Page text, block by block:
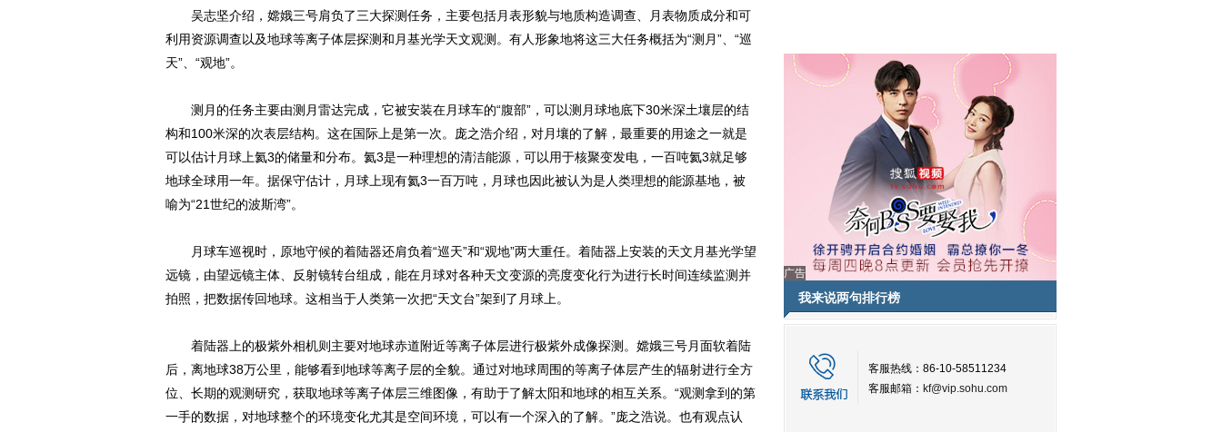
吴志坚介绍，嫦娥三号肩负了三大探测任务，主要包括月表形貌与地质构造调查、月表物质成分和可
利用资源调查以及地球等离子体层探测和月基光学天文观测。有人形象地将这三大任务概括为“测月”、“巡
天”、“观地”。
测月的任务主要由测月雷达完成，它被安装在月球车的“腹部”，可以测月球地底下30米深土壤层的结
构和100米深的次表层结构。这在国际上是第一次。庞之浩介绍，对月壤的了解，最重要的用途之一就是
可以估计月球上氦3的储量和分布。氦3是一种理想的清洁能源，可以用于核聚变发电，一百吨氦3就足够
地球全球用一年。据保守估计，月球上现有氦3一百万吨，月球也因此被认为是人类理想的能源基地，被
喻为“21世纪的波斯湾”。
月球车巡视时，原地守候的着陆器还肩负着“巡天”和“观地”两大重任。着陆器上安装的天文月基光学望
远镜，由望远镜主体、反射镜转台组成，能在月球对各种天文变源的亮度变化行为进行长时间连续监测并
拍照，把数据传回地球。这相当于人类第一次把“天文台”架到了月球上。
着陆器上的极紫外相机则主要对地球赤道附近等离子体层进行极紫外成像探测。嫦娥三号月面软着陆
后，离地球38万公里，能够看到地球等离子层的全貌。通过对地球周围的等离子体层产生的辐射进行全方
位、长期的观测研究，获取地球等离子体层三维图像，有助于了解太阳和地球的相互关系。“观测拿到的第
一手的数据，对地球整个的环境变化尤其是空间环境，可以有一个深入的了解。”庞之浩说。也有观点认
广告
我来说两句排行榜
客服热线：86-10-58511234
客服邮箱： kf@vip.sohu.com